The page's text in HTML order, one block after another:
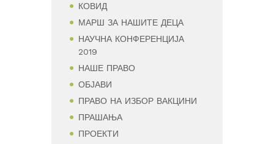
КОВИД
МАРШ ЗА НАШИТЕ ДЕЦА
НАУЧНА КОНФЕРЕНЦИЈА
2019
НАШЕ ПРАВО
ОБЈАВИ
ПРАВО НА ИЗБОР ВАКЦИНИ
ПРАШАЊА
ПРОЕКТИ